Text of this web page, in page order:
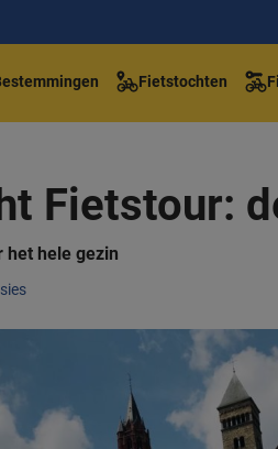
Fietstochten
Fietstour:
het hele gezin